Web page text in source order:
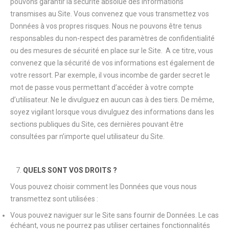
transmises au Site. Vous convenez que vous transmettez vos
Données à vos propres risques. Nous ne pouvons être tenus
responsables du non-respect des paramètres de confidentialité
ou des mesures de sécurité en place sur le Site. A ce titre, vous
convenez que la sécurité de vos informations est également de
votre ressort. Par exemple, il vous incombe de garder secret le
mot de passe vous permettant d’accéder à votre compte
d’utilisateur. Ne le divulguez en aucun cas à des tiers. De même,
soyez vigilant lorsque vous divulguez des informations dans les
sections publiques du Site, ces dernières pouvant être
consultées par n’importe quel utilisateur du Site.
QUELS SONT VOS DROITS ?
Vous pouvez choisir comment les Données que vous nous
transmettez sont utilisées :
Vous pouvez naviguer sur le Site sans fournir de Données. Le cas
échéant, vous ne pourrez pas utiliser certaines fonctionnalités